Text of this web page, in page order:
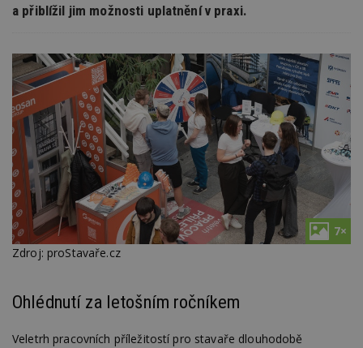
a přiblížil jim možnosti uplatnění v praxi.
7×
Zdroj: proStavaře.cz
Ohlédnutí za letošním ročníkem
Veletrh pracovních příležitostí pro stavaře dlouhodobě